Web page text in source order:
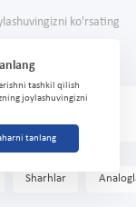
ko'rsating
tashkil qilish
joylashuvingizni
tanlang
Sharhlar